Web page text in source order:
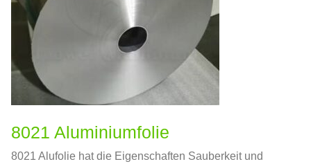
8021 Aluminiumfolie
8021 Alufolie hat die Eigenschaften Sauberkeit und